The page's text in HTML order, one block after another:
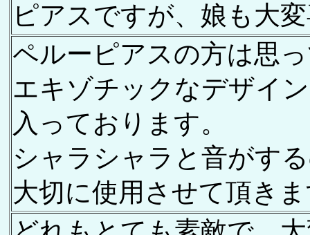
ピアスですが、娘も大
ペルーピアスの方は思
エキゾチックなデザイ
入っております。
シャラシャラと音がす
大切に使用させて頂き